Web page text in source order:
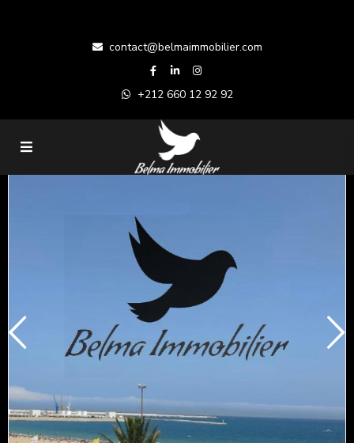
contact@belmaimmobilier.com
+212 660 12 92 92